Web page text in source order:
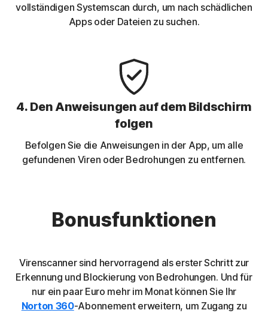
vollständigen Systemscan durch, um nach schädlichen
Apps oder Dateien zu suchen.
4. Den Anweisungen auf dem Bildschirm
folgen
Befolgen Sie die Anweisungen in der App, um alle
gefundenen Viren oder Bedrohungen zu entfernen.
Bonusfunktionen
Virenscanner sind hervorragend als erster Schritt zur
Erkennung und Blockierung von Bedrohungen. Und für
nur ein paar Euro mehr im Monat können Sie Ihr
Norton 360-Abonnement erweitern, um Zugang zu